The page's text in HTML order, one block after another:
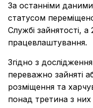
За останніми
статусом
Службі зайнятості, а
працевлаштування.
Згідно з
переважно зайняті
розміщення та
понад третина з них